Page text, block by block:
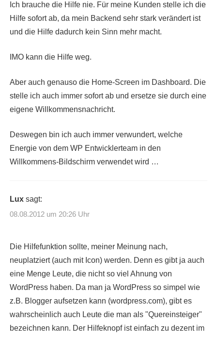
Ich brauche die Hilfe nie. Für meine Kunden stelle ich die
Hilfe sofort ab, da mein Backend sehr stark verändert ist
und die Hilfe dadurch kein Sinn mehr macht.
IMO kann die Hilfe weg.
Aber auch genauso die Home-Screen im Dashboard. Die
stelle ich auch immer sofort ab und ersetze sie durch eine
eigene Willkommensnachricht.
Deswegen bin ich auch immer verwundert, welche
Energie von dem WP Entwicklerteam in den
Willkommens-Bildschirm verwendet wird …
Lux sagt:
08.08.2012 um 20:26 Uhr
Die Hilfefunktion sollte, meiner Meinung nach,
neuplatziert (auch mit Icon) werden. Denn es gibt ja auch
eine Menge Leute, die nicht so viel Ahnung von
WordPress haben. Da man ja WordPress so simpel wie
z.B. Blogger aufsetzen kann (wordpress.com), gibt es
wahrscheinlich auch Leute die man als "Quereinsteiger"
bezeichnen kann. Der Hilfeknopf ist einfach zu dezent im